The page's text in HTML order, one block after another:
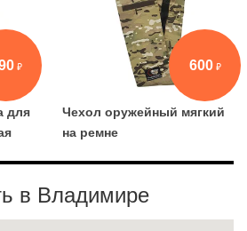
для
600
Чехол оружейный мягкий
на ремне
в Владимире